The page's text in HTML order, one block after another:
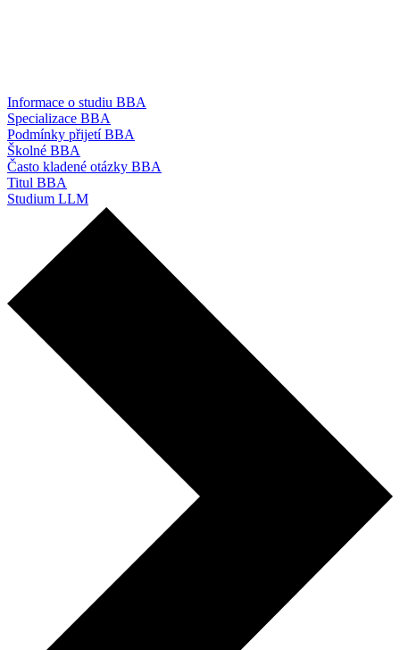
Informace o studiu BBA
Specializace BBA
Podmínky přijetí BBA
Školné BBA
Často kladené otázky BBA
Titul BBA
Studium LLM